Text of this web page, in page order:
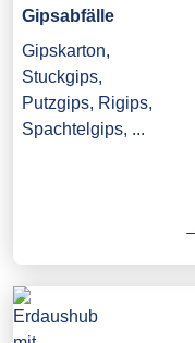
Gipsabfälle
Gipskarton,
Stuckgips,
Putzgips, Rigips,
Spachtelgips, ...